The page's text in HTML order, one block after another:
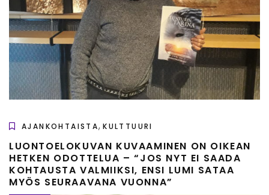
AJANKOHTAISTA,KULTTUURI
LUONTOELOKUVAN KUVAAMINEN ON OIKEAN
HETKEN ODOTTELUA – “JOS NYT EI SAADA
KOHTAUSTA VALMIIKSI, ENSI LUMI SATAA
MYÖS SEURAAVANA VUONNA”